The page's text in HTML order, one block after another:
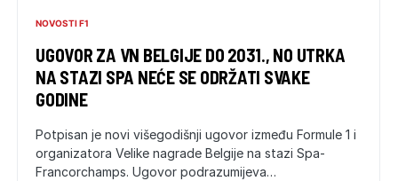
NOVOSTI F1
UGOVOR ZA VN BELGIJE DO 2031., NO UTRKA
NA STAZI SPA NEĆE SE ODRŽATI SVAKE
GODINE
Potpisan je novi višegodišnji ugovor između Formule 1 i
organizatora Velike nagrade Belgije na stazi Spa-
Francorchamps. Ugovor podrazumijeva…